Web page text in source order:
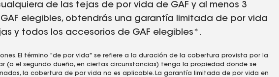
que el producto no se degrade físicamente al estar expuesto a los rayos UV.
NO ES IMPERMEABLE. NO USES el fieltro para techos sintético Feltbuster®
de las tejas de por vida de GAF y al menos 3
elegibles, obtendrás una garantía limitada de por vida
y todos los accesorios de GAF elegibles*.
El término "de por vida" se refiere a la duración de la cobertura provista por la
(o el segundo dueño, en ciertas circunstancias) tenga la propiedad donde se
la cobertura de por vida no es aplicable. La garantía limitada de por vida en